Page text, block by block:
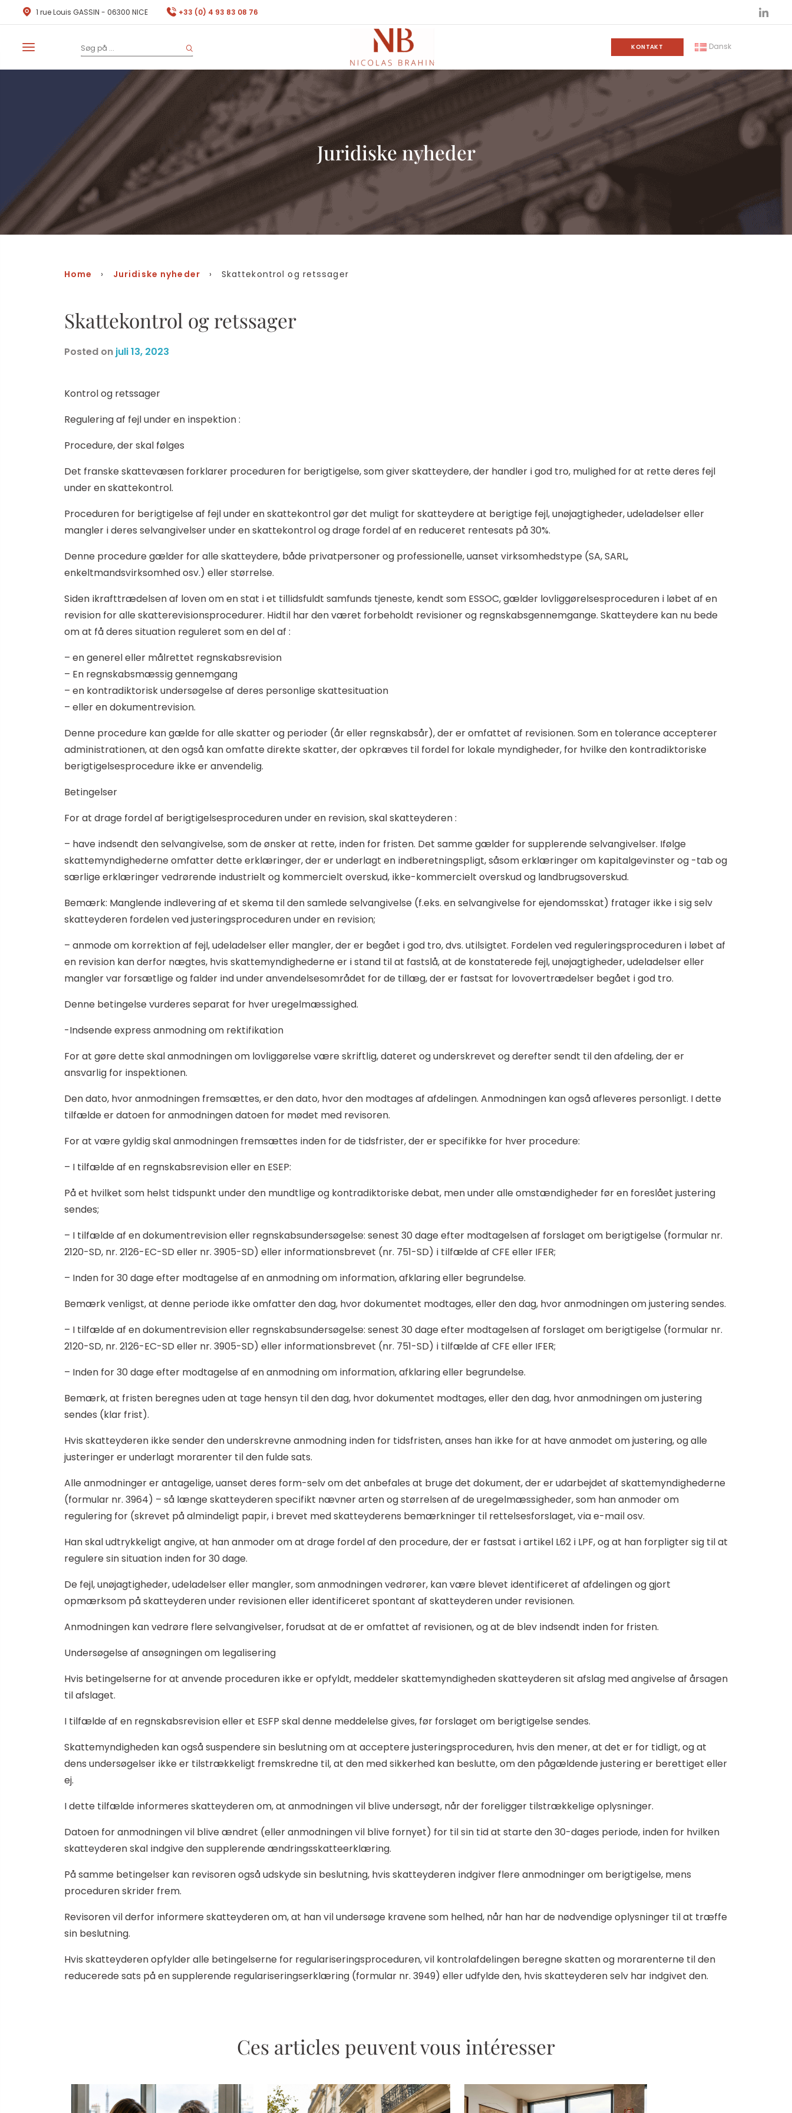
1 rue Louis GASSIN - 06300 NICE +33 (0) 4 93 83 08 76
KONTAKT Dansk
Juridiske nyheder
Home › Juridiske nyheder › Skattekontrol og retssager
Skattekontrol og retssager
Posted on juli 13, 2023
Kontrol og retssager
Regulering af fejl under en inspektion :
Procedure, der skal følges
Det franske skattevæsen forklarer proceduren for berigtigelse, som giver skatteydere, der handler i god tro, mulighed for at rette deres fejl
under en skattekontrol.
Proceduren for berigtigelse af fejl under en skattekontrol gør det muligt for skatteydere at berigtige fejl, unøjagtigheder, udeladelser eller
mangler i deres selvangivelser under en skattekontrol og drage fordel af en reduceret rentesats på 30%.
Denne procedure gælder for alle skatteydere, både privatpersoner og professionelle, uanset virksomhedstype (SA, SARL,
enkeltmandsvirksomhed osv.) eller størrelse.
Siden ikrafttrædelsen af loven om en stat i et tillidsfuldt samfunds tjeneste, kendt som ESSOC, gælder lovliggørelsesproceduren i løbet af en
revision for alle skatterevisionsprocedurer. Hidtil har den været forbeholdt revisioner og regnskabsgennemgange. Skatteydere kan nu bede
om at få deres situation reguleret som en del af :
– en generel eller målrettet regnskabsrevision
– En regnskabsmæssig gennemgang
– en kontradiktorisk undersøgelse af deres personlige skattesituation
– eller en dokumentrevision.
Denne procedure kan gælde for alle skatter og perioder (år eller regnskabsår), der er omfattet af revisionen. Som en tolerance accepterer
administrationen, at den også kan omfatte direkte skatter, der opkræves til fordel for lokale myndigheder, for hvilke den kontradiktoriske
berigtigelsesprocedure ikke er anvendelig.
Betingelser
For at drage fordel af berigtigelsesproceduren under en revision, skal skatteyderen :
– have indsendt den selvangivelse, som de ønsker at rette, inden for fristen. Det samme gælder for supplerende selvangivelser. Ifølge
skattemyndighederne omfatter dette erklæringer, der er underlagt en indberetningspligt, såsom erklæringer om kapitalgevinster og -tab og
særlige erklæringer vedrørende industrielt og kommercielt overskud, ikke-kommercielt overskud og landbrugsoverskud.
Bemærk: Manglende indlevering af et skema til den samlede selvangivelse (f.eks. en selvangivelse for ejendomsskat) fratager ikke i sig selv
skatteyderen fordelen ved justeringsproceduren under en revision;
– anmode om korrektion af fejl, udeladelser eller mangler, der er begået i god tro, dvs. utilsigtet. Fordelen ved reguleringsproceduren i løbet af
en revision kan derfor nægtes, hvis skattemyndighederne er i stand til at fastslå, at de konstaterede fejl, unøjagtigheder, udeladelser eller
mangler var forsætlige og falder ind under anvendelsesområdet for de tillæg, der er fastsat for lovovertrædelser begået i god tro.
Denne betingelse vurderes separat for hver uregelmæssighed.
-Indsende express anmodning om rektifikation
For at gøre dette skal anmodningen om lovliggørelse være skriftlig, dateret og underskrevet og derefter sendt til den afdeling, der er
ansvarlig for inspektionen.
Den dato, hvor anmodningen fremsættes, er den dato, hvor den modtages af afdelingen. Anmodningen kan også afleveres personligt. I dette
tilfælde er datoen for anmodningen datoen for mødet med revisoren.
For at være gyldig skal anmodningen fremsættes inden for de tidsfrister, der er specifikke for hver procedure:
– I tilfælde af en regnskabsrevision eller en ESEP:
På et hvilket som helst tidspunkt under den mundtlige og kontradiktoriske debat, men under alle omstændigheder før en foreslået justering
sendes;
– I tilfælde af en dokumentrevision eller regnskabsundersøgelse: senest 30 dage efter modtagelsen af forslaget om berigtigelse (formular nr.
2120-SD, nr. 2126-EC-SD eller nr. 3905-SD) eller informationsbrevet (nr. 751-SD) i tilfælde af CFE eller IFER;
– Inden for 30 dage efter modtagelse af en anmodning om information, afklaring eller begrundelse.
Bemærk venligst, at denne periode ikke omfatter den dag, hvor dokumentet modtages, eller den dag, hvor anmodningen om justering sendes.
– I tilfælde af en dokumentrevision eller regnskabsundersøgelse: senest 30 dage efter modtagelsen af forslaget om berigtigelse (formular nr.
2120-SD, nr. 2126-EC-SD eller nr. 3905-SD) eller informationsbrevet (nr. 751-SD) i tilfælde af CFE eller IFER;
– Inden for 30 dage efter modtagelse af en anmodning om information, afklaring eller begrundelse.
Bemærk, at fristen beregnes uden at tage hensyn til den dag, hvor dokumentet modtages, eller den dag, hvor anmodningen om justering
sendes (klar frist).
Hvis skatteyderen ikke sender den underskrevne anmodning inden for tidsfristen, anses han ikke for at have anmodet om justering, og alle
justeringer er underlagt morarenter til den fulde sats.
Alle anmodninger er antagelige, uanset deres form-selv om det anbefales at bruge det dokument, der er udarbejdet af skattemyndighederne
(formular nr. 3964) – så længe skatteyderen specifikt nævner arten og størrelsen af de uregelmæssigheder, som han anmoder om
regulering for (skrevet på almindeligt papir, i brevet med skatteyderens bemærkninger til rettelsesforslaget, via e-mail osv.
Han skal udtrykkeligt angive, at han anmoder om at drage fordel af den procedure, der er fastsat i artikel L62 i LPF, og at han forpligter sig til at
regulere sin situation inden for 30 dage.
De fejl, unøjagtigheder, udeladelser eller mangler, som anmodningen vedrører, kan være blevet identificeret af afdelingen og gjort
opmærksom på skatteyderen under revisionen eller identificeret spontant af skatteyderen under revisionen.
Anmodningen kan vedrøre flere selvangivelser, forudsat at de er omfattet af revisionen, og at de blev indsendt inden for fristen.
Undersøgelse af ansøgningen om legalisering
Hvis betingelserne for at anvende proceduren ikke er opfyldt, meddeler skattemyndigheden skatteyderen sit afslag med angivelse af årsagen
til afslaget.
I tilfælde af en regnskabsrevision eller et ESFP skal denne meddelelse gives, før forslaget om berigtigelse sendes.
Skattemyndigheden kan også suspendere sin beslutning om at acceptere justeringsproceduren, hvis den mener, at det er for tidligt, og at
dens undersøgelser ikke er tilstrækkeligt fremskredne til, at den med sikkerhed kan beslutte, om den pågældende justering er berettiget eller
ej.
I dette tilfælde informeres skatteyderen om, at anmodningen vil blive undersøgt, når der foreligger tilstrækkelige oplysninger.
Datoen for anmodningen vil blive ændret (eller anmodningen vil blive fornyet) for til sin tid at starte den 30-dages periode, inden for hvilken
skatteyderen skal indgive den supplerende ændringsskatteerklæring.
På samme betingelser kan revisoren også udskyde sin beslutning, hvis skatteyderen indgiver flere anmodninger om berigtigelse, mens
proceduren skrider frem.
Revisoren vil derfor informere skatteyderen om, at han vil undersøge kravene som helhed, når han har de nødvendige oplysninger til at træffe
sin beslutning.
Hvis skatteyderen opfylder alle betingelserne for regulariseringsproceduren, vil kontrolafdelingen beregne skatten og morarenterne til den
reducerede sats på en supplerende regulariseringserklæring (formular nr. 3949) eller udfylde den, hvis skatteyderen selv har indgivet den.
Ces articles peuvent vous intéresser